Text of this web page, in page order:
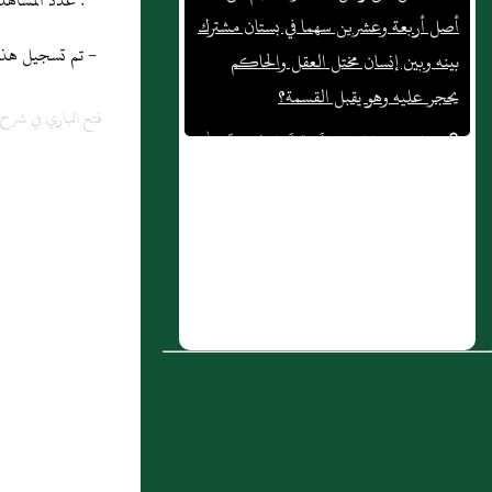
بينه وبين إنسان مختل العقل والحاكم
يحجر عليه وهو يقبل القسمة؟
3 : وَعَنِ ابنِ عَبّاسٍ قالَ: "رَدَّ النّبيُّ صَلّى الله
عَلَيْهِ وَسَلّم ابْنَتَهُ زَيْنَبَ عَلى أَبي الْعَاصِ بْنِ
أخماسا" أي تؤخذ أو تجب بينه بقوله
- تم تسجيل هذه
فتح الباري في